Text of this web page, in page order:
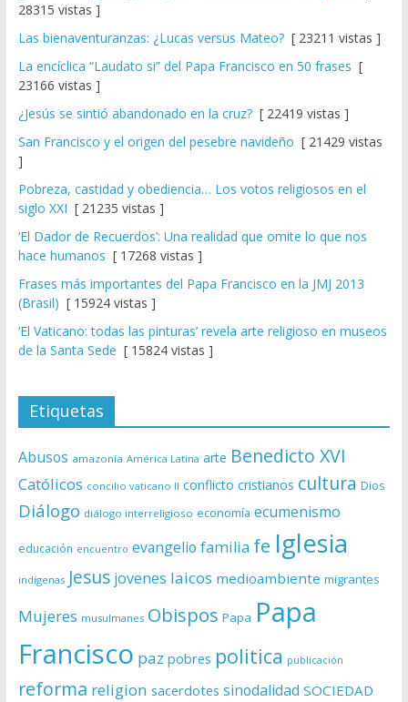
28315 vistas ]
Las bienaventuranzas: ¿Lucas versus Mateo?[ 23211 vistas ]
La encíclica “Laudato si” del Papa Francisco en 50 frases [
23166 vistas ]
¿Jesús se sintió abandonado en la cruz?[ 22419 vistas ]
San Francisco y el origen del pesebre navideño [ 21429 vistas
]
Pobreza, castidad y obediencia… Los votos religiosos en el
siglo XXI [ 21235 vistas ]
‘El Dador de Recuerdos’: Una realidad que omite lo que nos
hace humanos [ 17268 vistas ]
Frases más importantes del Papa Francisco en la JMJ 2013
(Brasil) [ 15924 vistas ]
‘El Vaticano: todas las pinturas’ revela arte religioso en museos
de la Santa Sede [ 15824 vistas ]
Etiquetas
Abusos amazonía América Latina arte Benedicto XVI
Católicos concilio vaticano II conflicto cristianos cultura Dios
Diálogo diálogo interreligioso economía ecumenismo
educación encuentro evangelio familia fe Iglesia
indígenas Jesus jovenes laicos medioambiente migrantes
Mujeres musulmanes Obispos Papa Papa
Francisco paz pobres politica publicación
reforma religion sacerdotes sinodalidad SOCIEDAD